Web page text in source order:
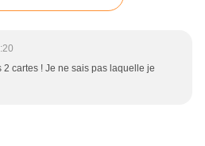
2 cartes ! Je ne sais pas laquelle je